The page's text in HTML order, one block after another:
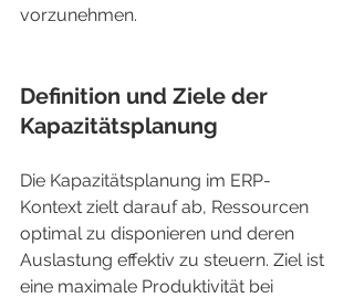
vorzunehmen.
Definition und Ziele der
Kapazitätsplanung
Die Kapazitätsplanung im ERP-
Kontext zielt darauf ab, Ressourcen
optimal zu disponieren und deren
Auslastung effektiv zu steuern. Ziel ist
eine maximale Produktivität bei